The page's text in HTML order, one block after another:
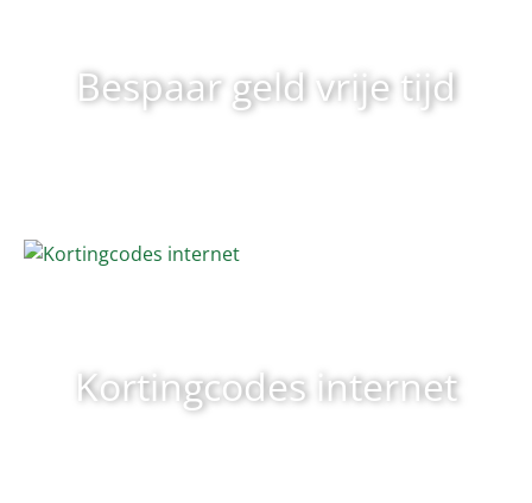
Bespaar geld vrije tijd
Kortingcodes internet